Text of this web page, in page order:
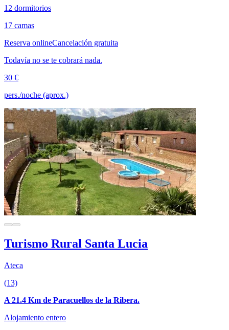
12 dormitorios
17 camas
Reserva onlineCancelación gratuita
Todavía no se te cobrará nada.
30 €
pers./noche (aprox.)
Turismo Rural Santa Lucia
Ateca
(13)
A 21.4 Km de Paracuellos de la Ribera.
Alojamiento entero